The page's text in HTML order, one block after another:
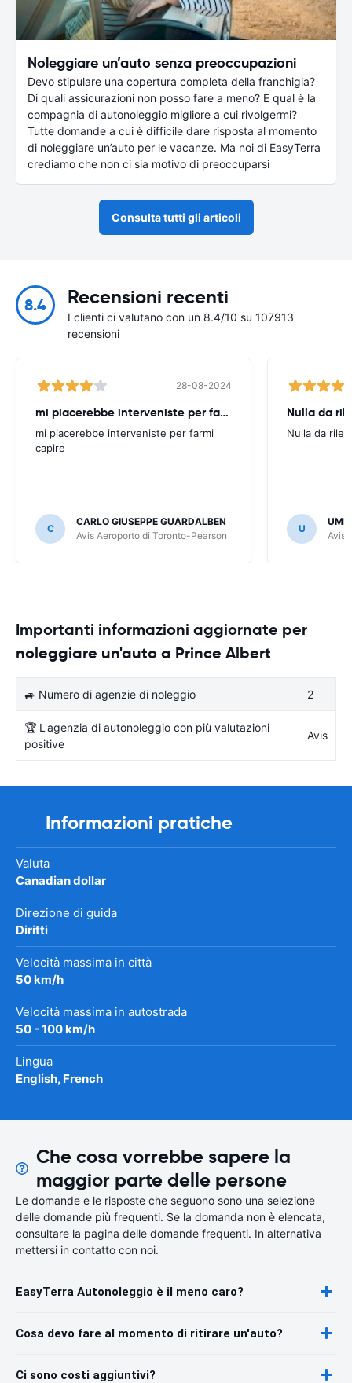
Noleggiare un’auto senza preoccupazioni
Devo stipulare una copertura completa della franchigia?
Di quali assicurazioni non posso fare a meno? E qual è la
compagnia di autonoleggio migliore a cui rivolgermi?
Tutte domande a cui è difficile dare risposta al momento
di noleggiare un’auto per le vacanze. Ma noi di EasyTerra
crediamo che non ci sia motivo di preoccuparsi
Consulta tutti gli articoli
8.4 Recensioni recenti
I clienti ci valutano con un 8.4/10 su 107913
recensioni
28-08-2024
mi piacerebbe interveniste per farmi
mi piacerebbe interveniste per farmi
capire
C
CARLO GIUSEPPE GUARDALBEN
Avis Aeroporto di Toronto-Pearson
Nulla da
Nulla da
U
Avis
Importanti informazioni aggiornate per
noleggiare un'auto a Prince Albert
🚙 Numero di agenzie di noleggio 2
🏆 L'agenzia di autonoleggio con più valutazioni
positive
Avis
Informazioni pratiche
Valuta
Canadian dollar
Direzione di guida
Diritti
Velocità massima in città
50 km/h
Velocità massima in autostrada
50 - 100 km/h
Lingua
English, French
Che cosa vorrebbe sapere la
maggior parte delle persone
Le domande e le risposte che seguono sono una selezione
delle domande più frequenti. Se la domanda non è elencata,
consultare la pagina delle domande frequenti. In alternativa
mettersi in contatto con noi.
EasyTerra Autonoleggio è il meno caro?
Cosa devo fare al momento di ritirare un'auto?
Ci sono costi aggiuntivi?